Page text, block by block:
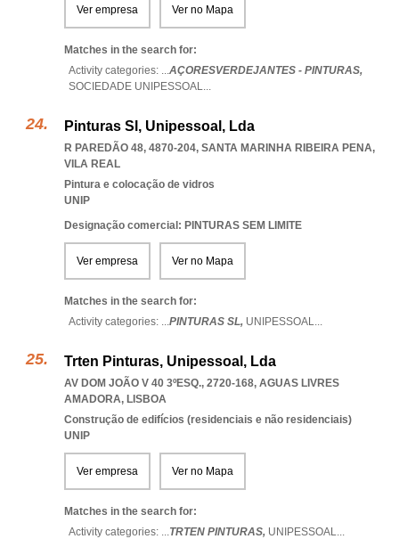
Ver empresa Ver no Mapa
Matches in the search for:
Activity categories: ...AÇORESVERDEJANTES - PINTURAS,
SOCIEDADE UNIPESSOAL...
Pinturas Sl, Unipessoal, Lda
R PAREDÃO 48, 4870-204, SANTA MARINHA RIBEIRA PENA,
VILA REAL
Pintura e colocação de vidros
UNIP
Designação comercial: PINTURAS SEM LIMITE
Ver empresa Ver no Mapa
Matches in the search for:
Activity categories: ...PINTURAS SL, UNIPESSOAL...
Trten Pinturas, Unipessoal, Lda
AV DOM JOÃO V 40 3ºESQ., 2720-168, AGUAS LIVRES
AMADORA, LISBOA
Construção de edifícios (residenciais e não residenciais)
UNIP
Ver empresa Ver no Mapa
Matches in the search for:
Activity categories: ...TRTEN PINTURAS, UNIPESSOAL...